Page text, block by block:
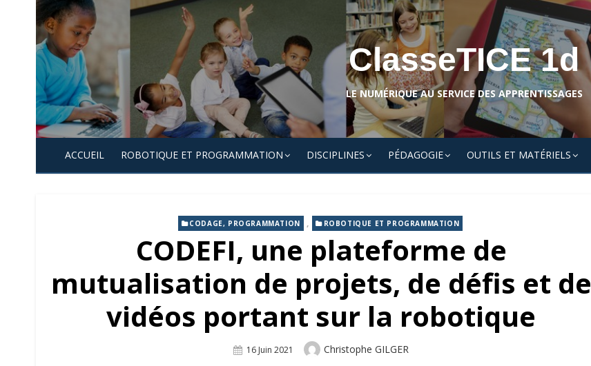
Skip
to
content
ClasseTICE 1d
LE NUMÉRIQUE AU SERVICE DES APPRENTISSAGES
ACCUEIL ROBOTIQUE ET PROGRAMMATION DISCIPLINES PÉDAGOGIE OUTILS ET MATÉRIELS
CODAGE, PROGRAMMATION , ROBOTIQUE ET PROGRAMMATION
CODEFI, une plateforme de
mutualisation de projets, de défis et de
vidéos portant sur la robotique
Posted
16 Juin 2021 Author
Christophe GILGER